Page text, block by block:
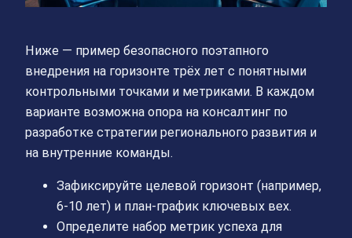
Ниже — пример безопасного поэтапного
внедрения на горизонте трёх лет с понятными
контрольными точками и метриками. В каждом
варианте возможна опора на консалтинг по
разработке стратегии регионального развития и
на внутренние команды.
Зафиксируйте целевой горизонт (например,
6-10 лет) и план-график ключевых вех.
Определите набор метрик успеха для